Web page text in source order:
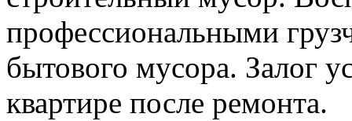
профессиональными
бытового мусора. Залог
квартире после ремонта.